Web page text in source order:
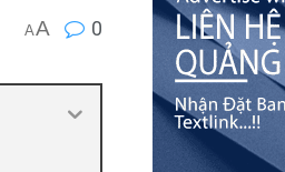
AA 0